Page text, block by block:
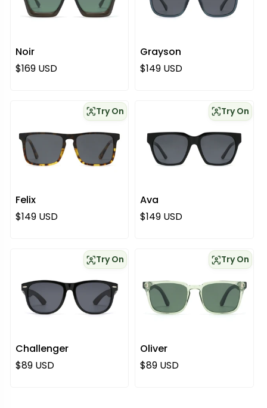
Noir
Regulärer Preis
$169 USD
Grayson
Regulärer Preis
$149 USD
Felix
Try On
Regulärer Preis
$149 USD
Ava
Try On
Regulärer Preis
$149 USD
Challenger
Try On
Regulärer Preis
$89 USD
Oliver
Try On
Regulärer Preis
$89 USD